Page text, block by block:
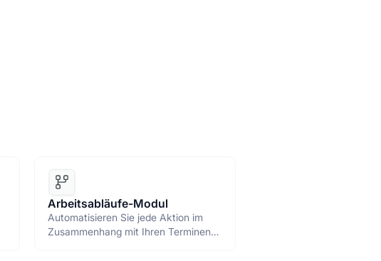
Arbeitsabläufe-Modul
Automatisieren Sie jede Aktion im
Zusammenhang mit Ihren Terminen